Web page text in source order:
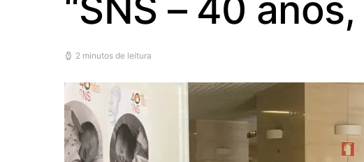
“SNS – 40
2 minutos de leitura